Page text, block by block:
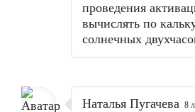
проведения
вычислять по
солнечных
Наталья Пугачева 8